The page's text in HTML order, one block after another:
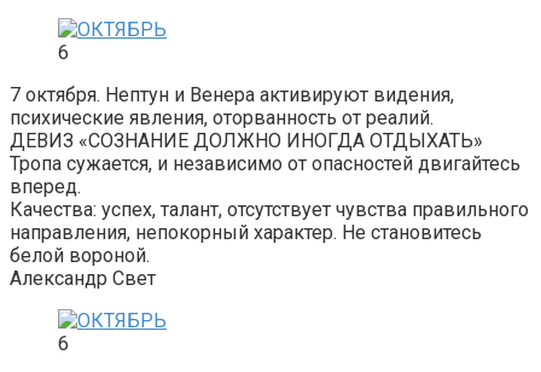
6
7 октября. Нептун и Венера активируют видения,
психические явления, оторванность от реалий.
ДЕВИЗ «СОЗНАНИЕ ДОЛЖНО ИНОГДА ОТДЫХАТЬ»
Тропа сужается, и независимо от опасностей двигайтесь
вперед.
Качества: успех, талант, отсутствует чувства правильного
направления, непокорный характер. Не становитесь
белой вороной.
Александр Свет
6